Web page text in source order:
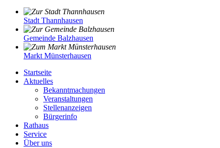
Stadt Thannhausen
Gemeinde Balzhausen
Markt Münsterhausen
Startseite
Aktuelles
Bekanntmachungen
Veranstaltungen
Stellenanzeigen
Bürgerinfo
Rathaus
Service
Über uns